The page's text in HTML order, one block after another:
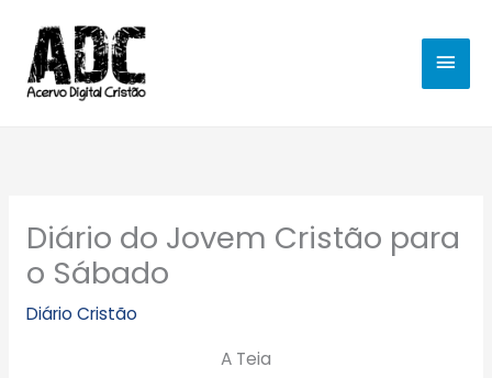
para
conteúdo
Diário do Jovem Cristão para
o Sábado
Diário Cristão
A Teia